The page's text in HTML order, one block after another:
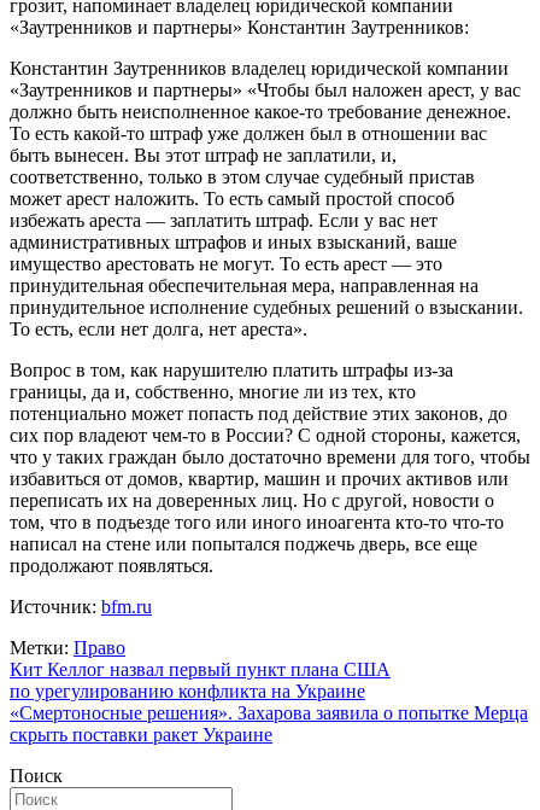
грозит, напоминает владелец юридической компании
«Заутренников и партнеры» Константин Заутренников:
Константин Заутренников владелец юридической компании
«Заутренников и партнеры» «Чтобы был наложен арест, у вас
должно быть неисполненное какое-то требование денежное.
То есть какой-то штраф уже должен был в отношении вас
быть вынесен. Вы этот штраф не заплатили, и,
соответственно, только в этом случае судебный пристав
может арест наложить. То есть самый простой способ
избежать ареста — заплатить штраф. Если у вас нет
административных штрафов и иных взысканий, ваше
имущество арестовать не могут. То есть арест — это
принудительная обеспечительная мера, направленная на
принудительное исполнение судебных решений о взыскании.
То есть, если нет долга, нет ареста».
Вопрос в том, как нарушителю платить штрафы из-за
границы, да и, собственно, многие ли из тех, кто
потенциально может попасть под действие этих законов, до
сих пор владеют чем-то в России? С одной стороны, кажется,
что у таких граждан было достаточно времени для того, чтобы
избавиться от домов, квартир, машин и прочих активов или
переписать их на доверенных лиц. Но с другой, новости о
том, что в подъезде того или иного иноагента кто-то что-то
написал на стене или попытался поджечь дверь, все еще
продолжают появляться.
Источник: bfm.ru
Метки: Право
Навигация
по
записям
Кит Келлог назвал первый пункт плана США
по урегулированию конфликта на Украине
«Смертоносные решения». Захарова заявила о попытке Мерца
скрыть поставки ракет Украине
Поиск